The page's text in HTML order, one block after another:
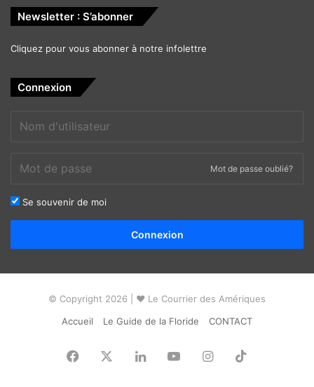
Newsletter : S’abonner
Cliquez pour vous abonner à notre infolettre
Connexion
Mot de passe oublié?
Se souvenir de moi
Connexion
© Copyright 2026 | ❤ Le Courrier des Amériques
Accueil
Le Guide de la Floride CONTACT
Facebook LinkedinYouTubeInstagram